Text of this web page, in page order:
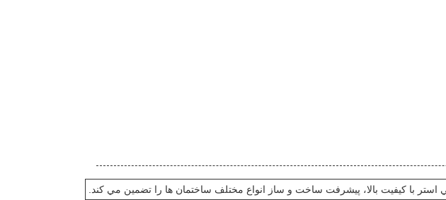
استر با کيفيت بالا، پيشرفت ساخت و ساز انواع مختلف ساختمان ها را تضمین مي کند.